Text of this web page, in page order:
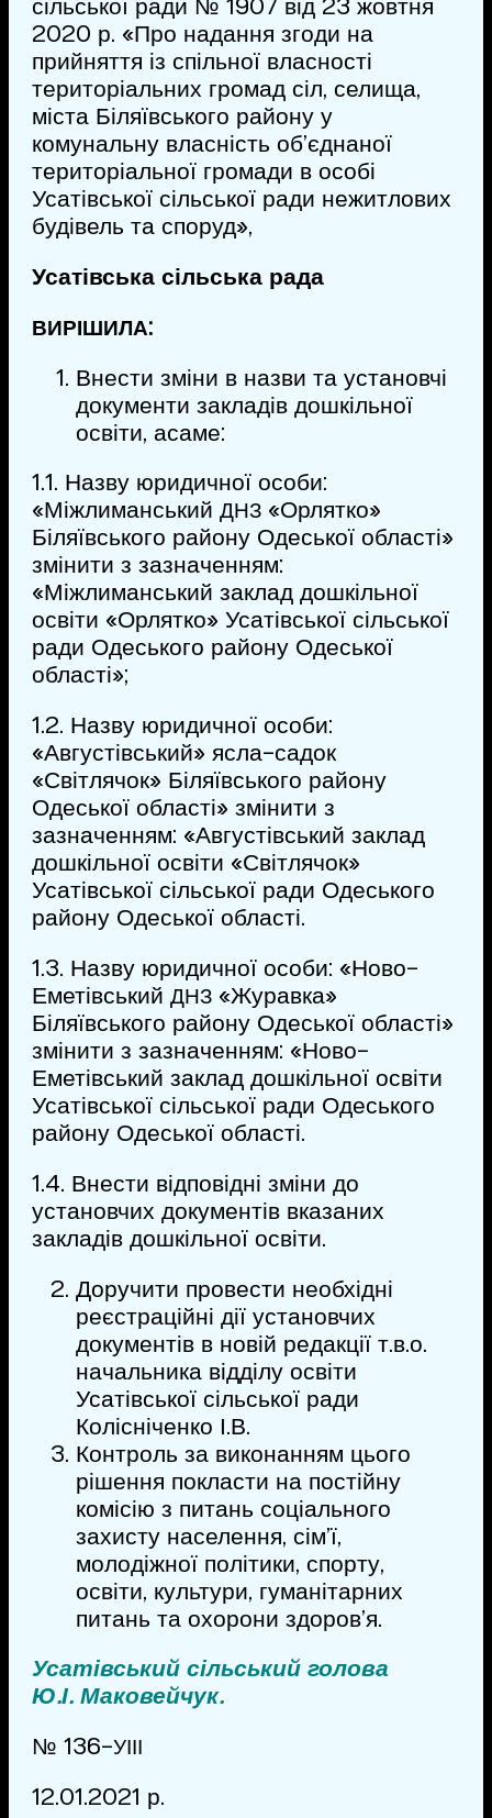
сільської ради № 1907 від 23 жовтня
2020 р. «Про надання згоди на
прийняття із спільної власності
територіальних громад сіл, селища,
міста Біляївського району у
комунальну власність об’єднаної
територіальної громади в особі
Усатівської сільської ради нежитлових
будівель та споруд»,
Усатівська сільська рада
ВИРІШИЛА:
Внести зміни в назви та установчі
документи закладів дошкільної
освіти, а саме:
1.1. Назву юридичної особи:
«Міжлиманський ДНЗ«Орлятко»
Біляївського району Одеської області»
змінити з зазначенням:
«Міжлиманський заклад дошкільної
освіти «Орлятко» Усатівської сільської
ради Одеського району Одеської
області»;
1.2. Назву юридичної особи:
«Августівський» ясла-садок
«Світлячок» Біляївського району
Одеської області» змінити з
зазначенням: «Августівський заклад
дошкільної освіти «Світлячок»
Усатівської сільської ради Одеського
району Одеської області.
1.3. Назву юридичної особи: «Ново-
Еметівський ДНЗ«Журавка»
Біляївського району Одеської області»
змінити з зазначенням: «Ново-
Еметівський заклад дошкільної освіти
Усатівської сільської ради Одеського
району Одеської області.
1.4. Внести відповідні зміни до
установчих документів вказаних
закладів дошкільної освіти.
Доручити провести необхідні
реєстраційні дії установчих
документів в новій редакції т.в.о.
начальника відділу освіти
Усатівської сільської ради
Колісніченко І.В.
Контроль за виконанням цього
рішення покласти на постійну
комісію з питань соціального
захисту населення, сім’ї,
молодіжної політики, спорту,
освіти, культури, гуманітарних
питань та охорони здоров’я.
Усатівський сільський голова
Ю.І. Маковейчук.
№ 136-УІІІ
12.01.2021 р.